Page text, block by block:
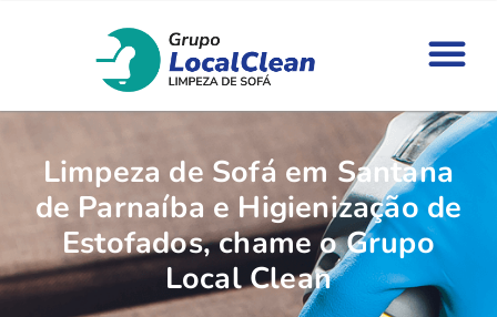
Limpeza de Sofá em Santana
de Parnaíba e Higienização de
Estofados, chame o Grupo
Local Clean